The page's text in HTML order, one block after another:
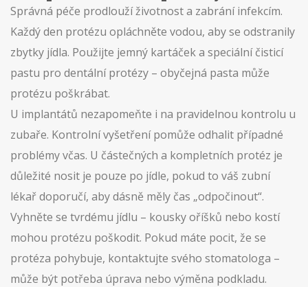
Správná péče prodlouží životnost a zabrání infekcím.
Každý den protézu opláchněte vodou, aby se odstranily
zbytky jídla. Použijte jemný kartáček a speciální čisticí
pastu pro dentální protézy – obyčejná pasta může
protézu poškrábat.
U implantátů nezapomeňte i na pravidelnou kontrolu u
zubaře. Kontrolní vyšetření pomůže odhalit případné
problémy včas. U částečných a kompletních protéz je
důležité nosit je pouze po jídle, pokud to váš zubní
lékař doporučí, aby dásně měly čas „odpočinout“.
Vyhněte se tvrdému jídlu – kousky oříšků nebo kostí
mohou protézu poškodit. Pokud máte pocit, že se
protéza pohybuje, kontaktujte svého stomatologa –
může být potřeba úprava nebo výměna podkladu.